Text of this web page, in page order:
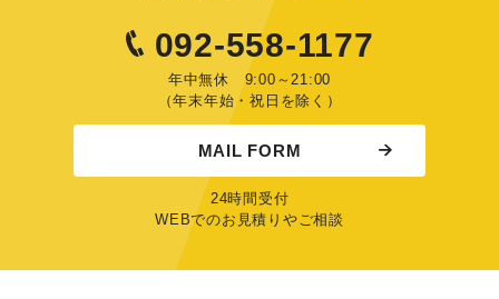
092-558-1177
年中無休 9:00～21:00
（年末年始・祝日を除く）
MAIL FORM
24時間受付
WEBでのお見積りやご相談